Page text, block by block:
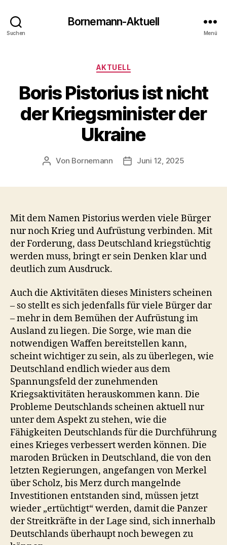
Suchen
Bornemann-Aktuell
Menü
Kategorien
AKTUELL
Boris Pistorius ist nicht
der Kriegsminister der
Ukraine
Beitragsautor
Von Bornemann Veröffentlichungsdatum
Juni 12, 2025
Mit dem Namen Pistorius werden viele Bürger
nur noch Krieg und Aufrüstung verbinden. Mit
der Forderung, dass Deutschland kriegstüchtig
werden muss, bringt er sein Denken klar und
deutlich zum Ausdruck.
Auch die Aktivitäten dieses Ministers scheinen
– so stellt es sich jedenfalls für viele Bürger dar
– mehr in dem Bemühen der Aufrüstung im
Ausland zu liegen. Die Sorge, wie man die
notwendigen Waffen bereitstellen kann,
scheint wichtiger zu sein, als zu überlegen, wie
Deutschland endlich wieder aus dem
Spannungsfeld der zunehmenden
Kriegsaktivitäten herauskommen kann. Die
Probleme Deutschlands scheinen aktuell nur
unter dem Aspekt zu stehen, wie die
Fähigkeiten Deutschlands für die Durchführung
eines Krieges verbessert werden können. Die
maroden Brücken in Deutschland, die von den
letzten Regierungen, angefangen von Merkel
über Scholz, bis Merz durch mangelnde
Investitionen entstanden sind, müssen jetzt
wieder „ertüchtigt“ werden, damit die Panzer
der Streitkräfte in der Lage sind, sich innerhalb
Deutschlands überhaupt noch bewegen zu